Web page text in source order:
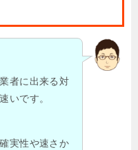
者に出来る対
いです。
実性や速さか